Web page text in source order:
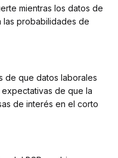
mientras los datos de
probabilidades de
de que datos laborales
expectativas de que la
de interés en el corto